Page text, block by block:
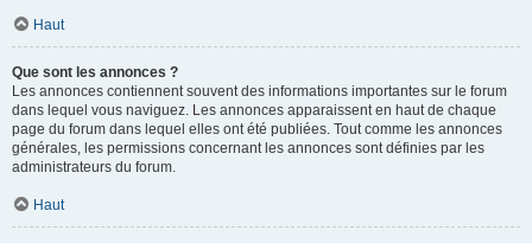
Haut
Que sont les annonces ?
Les annonces contiennent souvent des informations importantes sur le forum
dans lequel vous naviguez. Les annonces apparaissent en haut de chaque
page du forum dans lequel elles ont été publiées. Tout comme les annonces
générales, les permissions concernant les annonces sont définies par les
administrateurs du forum.
Haut